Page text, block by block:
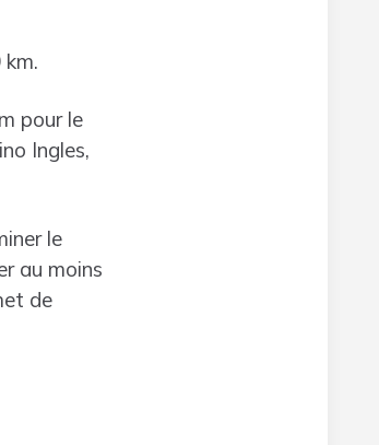
pour le
Ingles,
le
au moins
de